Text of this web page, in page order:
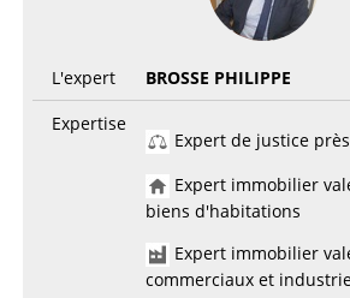
L'expert
BROSSE PHILIPPE
Expertise
Expert de justice
Expert immobilier
biens d'habitations
Expert immobilier
commerciaux et